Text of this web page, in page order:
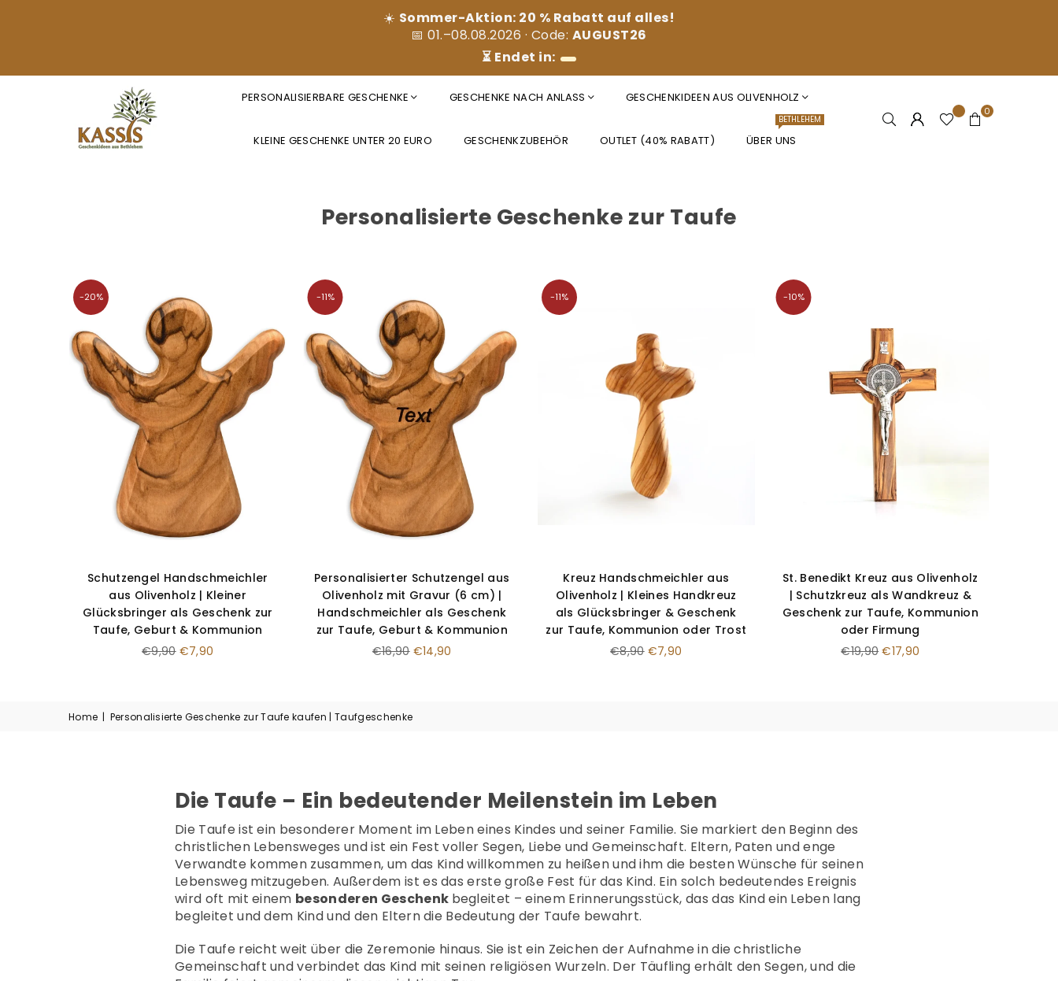
â
☀️ Sommer-Aktion: 20 % Rabatt auf alles!
📅 01.–08.08.2026 · Code: AUGUST26
⏳ Endet in:
PERSONALISIERBARE GESCHENKE GESCHENKE NACH ANLASS GESCHENKIDEEN AUS OLIVENHOLZ
KLEINE GESCHENKE UNTER 20 EURO GESCHENKZUBEHÖR OUTLET (40% RABATT) ÜBER UNS
BETHLEHEM
0
Personalisierte Geschenke zur Taufe
-20%
Schutzengel Handschmeichler
aus Olivenholz | Kleiner
Glücksbringer als Geschenk zur
Taufe, Geburt & Kommunion
Normaler
€9,90 €7,90
-11%
Personalisierter Schutzengel aus
Olivenholz mit Gravur (6 cm) |
Handschmeichler als Geschenk
zur Taufe, Geburt & Kommunion
Normaler
€16,90 €14,90
-11%
Kreuz Handschmeichler aus
Olivenholz | Kleines Handkreuz
als Glücksbringer & Geschenk
zur Taufe, Kommunion oder Trost
Normaler
€8,90 €7,90
-10%
St. Benedikt Kreuz aus Olivenholz
| Schutzkreuz als Wandkreuz &
Geschenk zur Taufe, Kommunion
oder Firmung
Normaler
€19,90 €17,90
Home | Personalisierte Geschenke zur Taufe kaufen | Taufgeschenke
Die Taufe – Ein bedeutender Meilenstein im Leben
Die Taufe ist ein besonderer Moment im Leben eines Kindes und seiner Familie. Sie markiert den Beginn des
christlichen Lebensweges und ist ein Fest voller Segen, Liebe und Gemeinschaft. Eltern, Paten und enge
Verwandte kommen zusammen, um das Kind willkommen zu heißen und ihm die besten Wünsche für seinen
Lebensweg mitzugeben. Außerdem ist es das erste große Fest für das Kind. Ein solch bedeutendes Ereignis
wird oft mit einem besonderen Geschenk begleitet – einem Erinnerungsstück, das das Kind ein Leben lang
begleitet und dem Kind und den Eltern die Bedeutung der Taufe bewahrt.
Die Taufe reicht weit über die Zeremonie hinaus. Sie ist ein Zeichen der Aufnahme in die christliche
Gemeinschaft und verbindet das Kind mit seinen religiösen Wurzeln. Der Täufling erhält den Segen, und die